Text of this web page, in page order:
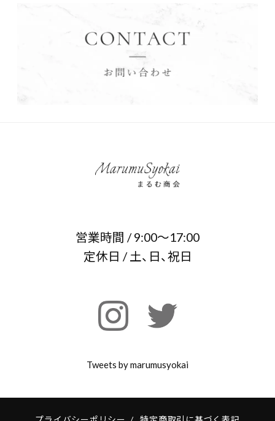
営業時間 / 9:00～17:00
定休日 / 土、日、祝日
Tweets by marumusyokai